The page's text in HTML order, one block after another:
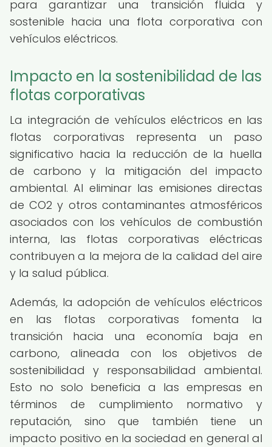
para garantizar una transición fluida y
sostenible hacia una flota corporativa con
vehículos eléctricos.
Impacto en la sostenibilidad de las
flotas corporativas
La integración de vehículos eléctricos en las
flotas corporativas representa un paso
significativo hacia la reducción de la huella
de carbono y la mitigación del impacto
ambiental. Al eliminar las emisiones directas
de CO2 y otros contaminantes atmosféricos
asociados con los vehículos de combustión
interna, las flotas corporativas eléctricas
contribuyen a la mejora de la calidad del aire
y la salud pública.
Además, la adopción de vehículos eléctricos
en las flotas corporativas fomenta la
transición hacia una economía baja en
carbono, alineada con los objetivos de
sostenibilidad y responsabilidad ambiental.
Esto no solo beneficia a las empresas en
términos de cumplimiento normativo y
reputación, sino que también tiene un
impacto positivo en la sociedad en general al